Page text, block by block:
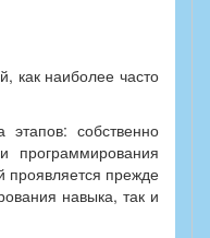
как наиболее часто
собственно
программирования
проявляется прежде
навыка, так и